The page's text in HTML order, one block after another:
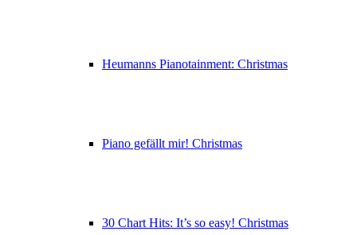
Heumanns Pianotainment: Christmas
Piano gefällt mir! Christmas
30 Chart Hits: It’s so easy! Christmas